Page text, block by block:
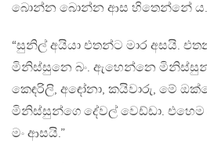
බොන්න බොන්න ආස හිතෙන්නේ ය.
“සුනිල් අයියා එතන්ට මාර අසයි.
මිනිස්සුනෙ බං. ඇහෙන්නෙ
කෙඳරිලි, අඳෝනා, කයිවාරු, මේ
මිනිස්සුන්ගෙ දේවල් වෙඩ්ඩා.
මං ආසයි.”